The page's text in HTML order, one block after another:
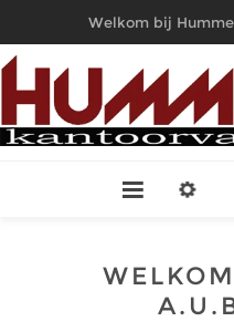
Welkom bij